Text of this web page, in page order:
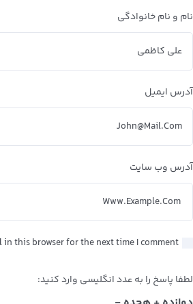
نام و نام خانوادگی
آدرس ایمیل
آدرس وب سایت
in this browser for the next time I comment.
لطفا پاسخ را به عدد انگلیسی وارد کنید: